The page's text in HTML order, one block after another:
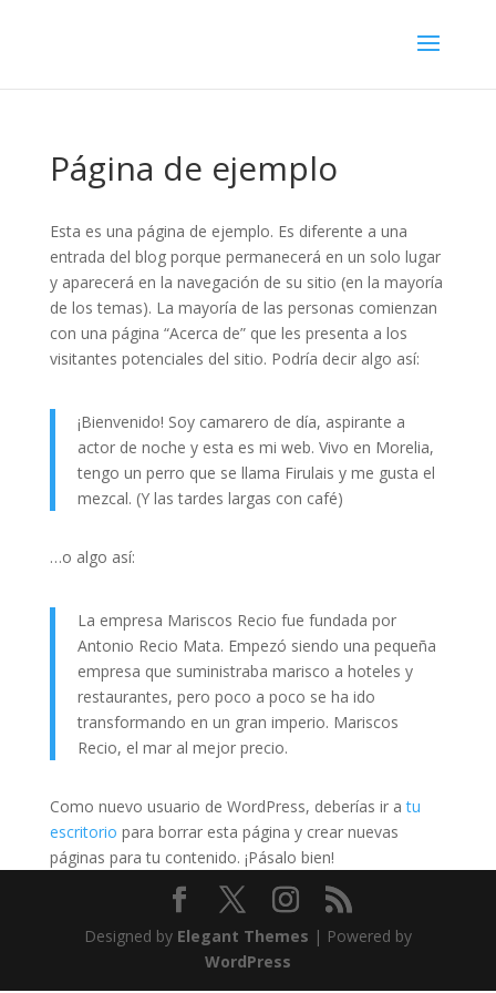
Página de ejemplo
Esta es una página de ejemplo. Es diferente a una
entrada del blog porque permanecerá en un solo lugar
y aparecerá en la navegación de su sitio (en la mayoría
de los temas). La mayoría de las personas comienzan
con una página “Acerca de” que les presenta a los
visitantes potenciales del sitio. Podría decir algo así:
¡Bienvenido! Soy camarero de día, aspirante a
actor de noche y esta es mi web. Vivo en Morelia,
tengo un perro que se llama Firulais y me gusta el
mezcal. (Y las tardes largas con café)
…o algo así:
La empresa Mariscos Recio fue fundada por
Antonio Recio Mata. Empezó siendo una pequeña
empresa que suministraba marisco a hoteles y
restaurantes, pero poco a poco se ha ido
transformando en un gran imperio. Mariscos
Recio, el mar al mejor precio.
Como nuevo usuario de WordPress, deberías ir atu
escritorio para borrar esta página y crear nuevas
páginas para tu contenido. ¡Pásalo bien!
Designed by Elegant Themes | Powered by
WordPress